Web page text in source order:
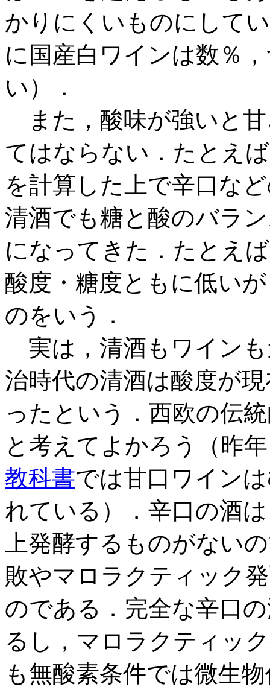
かりにくいものにして
に国産白ワインは数％
い）．
また，酸味が強いと
てはならない．たとえ
を計算した上で辛口な
清酒でも糖と酸のバラ
になってきた．たとえ
酸度・糖度ともに低い
のをいう．
実は，清酒もワイン
治時代の清酒は酸度が
ったという．西欧の伝
と考えてよかろう（昨
教科書では甘口ワイン
れている）．辛口の酒
上発酵するものがない
敗やマロラクティック
のである．完全な辛口
るし，マロラクティッ
も無酸素条件では微生